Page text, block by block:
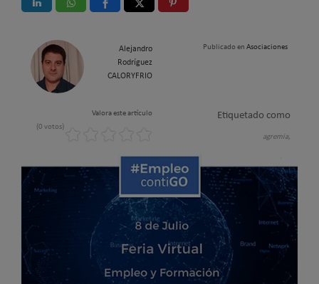
Alejandro
Rodríguez
CALORYFRIO
Publicado en Asociaciones
Valora este artículo
(0 votos)
Etiquetado como
agremia,